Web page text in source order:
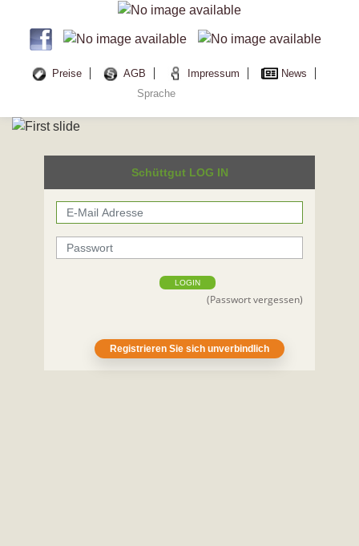
Preise AGB Impressum
News
Sprache
Schüttgut LOG IN
LOGIN
(Passwort vergessen)
Registrieren Sie sich unverbindlich